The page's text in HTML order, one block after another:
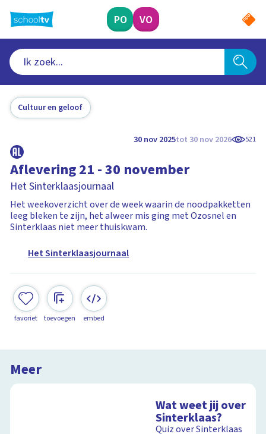
naar
hoofdinhoud
PO VO
Cultuur en geloof
30 nov 2025tot 30 nov 2026 521
Aflevering 21 - 30 november
Het Sinterklaasjournaal
Het weekoverzicht over de week waarin de noodpakketten
leeg bleken te zijn, het alweer mis ging met Ozosnel en
Sinterklaas niet meer thuiskwam.
Het Sinterklaasjournaal
favoriet toevoegen embed
Meer
Wat weet jij over
Sinterklaas?
Quiz over Sinterklaas